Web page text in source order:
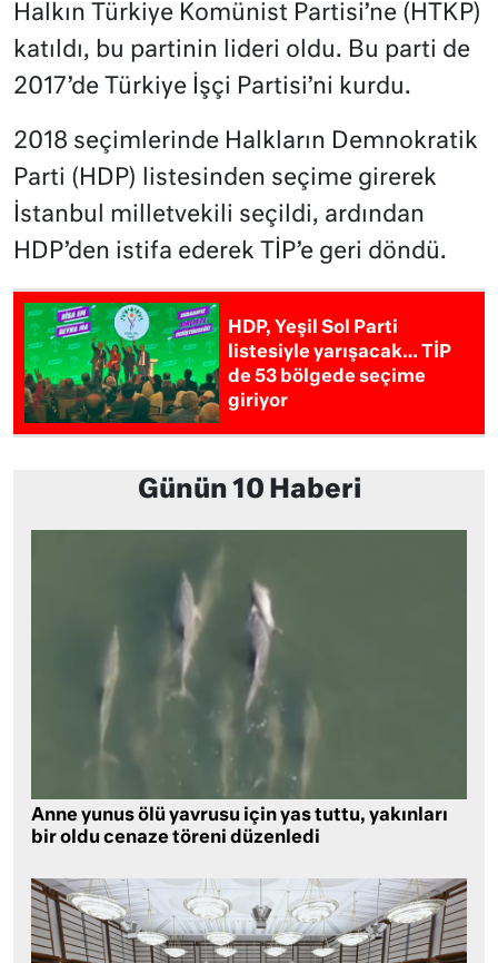
Halkın Türkiye Komünist Partisi’ne (HTKP)
katıldı, bu partinin lideri oldu. Bu parti de
2017’de Türkiye İşçi Partisi’ni kurdu.
2018 seçimlerinde Halkların Demnokratik
Parti (HDP) listesinden seçime girerek
İstanbul milletvekili seçildi, ardından
HDP’den istifa ederek TİP’e geri döndü.
HDP, Yeşil Sol Parti
listesiyle yarışacak… TİP
de 53 bölgede seçime
giriyor
Günün 10 Haberi
Anne yunus ölü yavrusu için yas tuttu, yakınları
bir oldu cenaze töreni düzenledi